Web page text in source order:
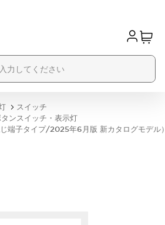
スイッチ
ンスイッチ・表示灯
端子タイプ/2025年6月版 新カタログモデル